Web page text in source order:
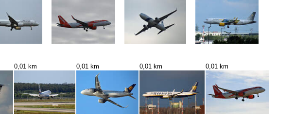
0,01 km 0,01 km 0,01 km 0,01 km